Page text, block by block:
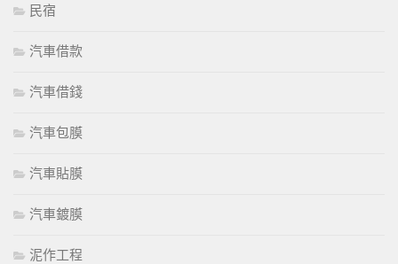
民宿
汽車借款
汽車借錢
汽車包膜
汽車貼膜
汽車鍍膜
泥作工程